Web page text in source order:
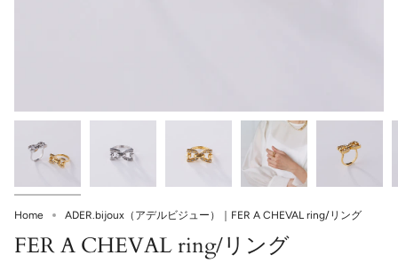
Home ADER.bijoux（アデルビジュー）｜FER A CHEVAL ring/リング
FER A CHEVAL ring/リング